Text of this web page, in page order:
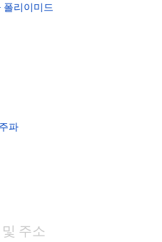
폴리이미드
파
주소